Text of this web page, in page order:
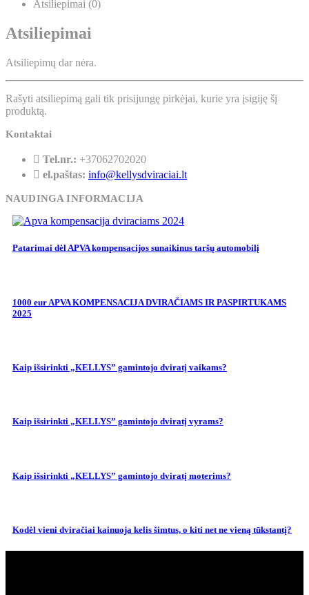
Atsiliepimai (0)
Atsiliepimai
Atsiliepimų dar nėra.
Rašyti atsiliepimą gali tik prisijungę pirkėjai, kurie yra įsigiję šį
produktą.
Kontaktai
Tel.nr.: +37062702020
el.paštas: info@kellysdviraciai.lt
NAUDINGA INFORMACIJA
Patarimai dėl APVA kompensacijos sunaikinus taršų automobilį
1000 eur APVA KOMPENSACIJA DVIRAČIAMS IR PASPIRTUKAMS
2025
Kaip išsirinkti „KELLYS” gamintojo dviratį vaikams?
Kaip išsirinkti „KELLYS” gamintojo dviratį vyrams?
Kaip išsirinkti „KELLYS” gamintojo dviratį moterims?
Kodėl vieni dviračiai kainuoja kelis šimtus, o kiti net ne vieną tūkstantį?